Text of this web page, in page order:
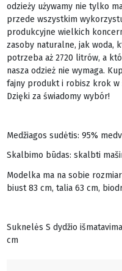
odzieży używamy nie tylko
przede wszystkim
produkcyjne wielkich
zasoby naturalne, jak woda,
potrzeba aż 2720 litrów, a
nasza odzież nie wymaga.
fajny produkt i robisz krok w
Dzięki za świadomy wybór!
Medžiagos sudėtis: 95%
Skalbimo būdas: skalbti
Modelka ma na sobie
biust 83 cm, talia 63 cm,
Suknelės S dydžio
cm